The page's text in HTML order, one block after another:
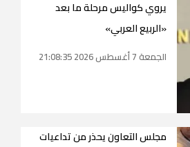
يروي كواليس مرحلة ما بعد
«الربيع العربي»
الجمعة 7 أغسطس 2026 21:08:35
مجلس التعاون يحذر من تداعيات